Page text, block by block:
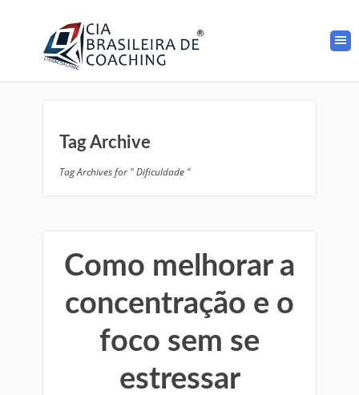
Tag Archive
Tag Archives for " Dificuldade "
Como melhorar a
concentração e o
foco sem se
estressar